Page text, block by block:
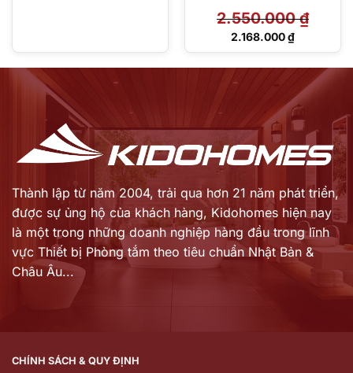
2.550.000₫
Giá
2.550.000 ₫.
2.168.000₫
Giá
2.168.000 ₫.
Thành lập từ năm 2004, trải qua hơn 21 năm phát triển,
được sự ủng hộ của khách hàng, Kidohomes hiện nay
là một trong những doanh nghiệp hàng đầu trong lĩnh
vực Thiết bị Phòng tắm theo tiêu chuẩn Nhật Bản &
Châu Âu...
CHÍNH SÁCH & QUY ĐỊNH